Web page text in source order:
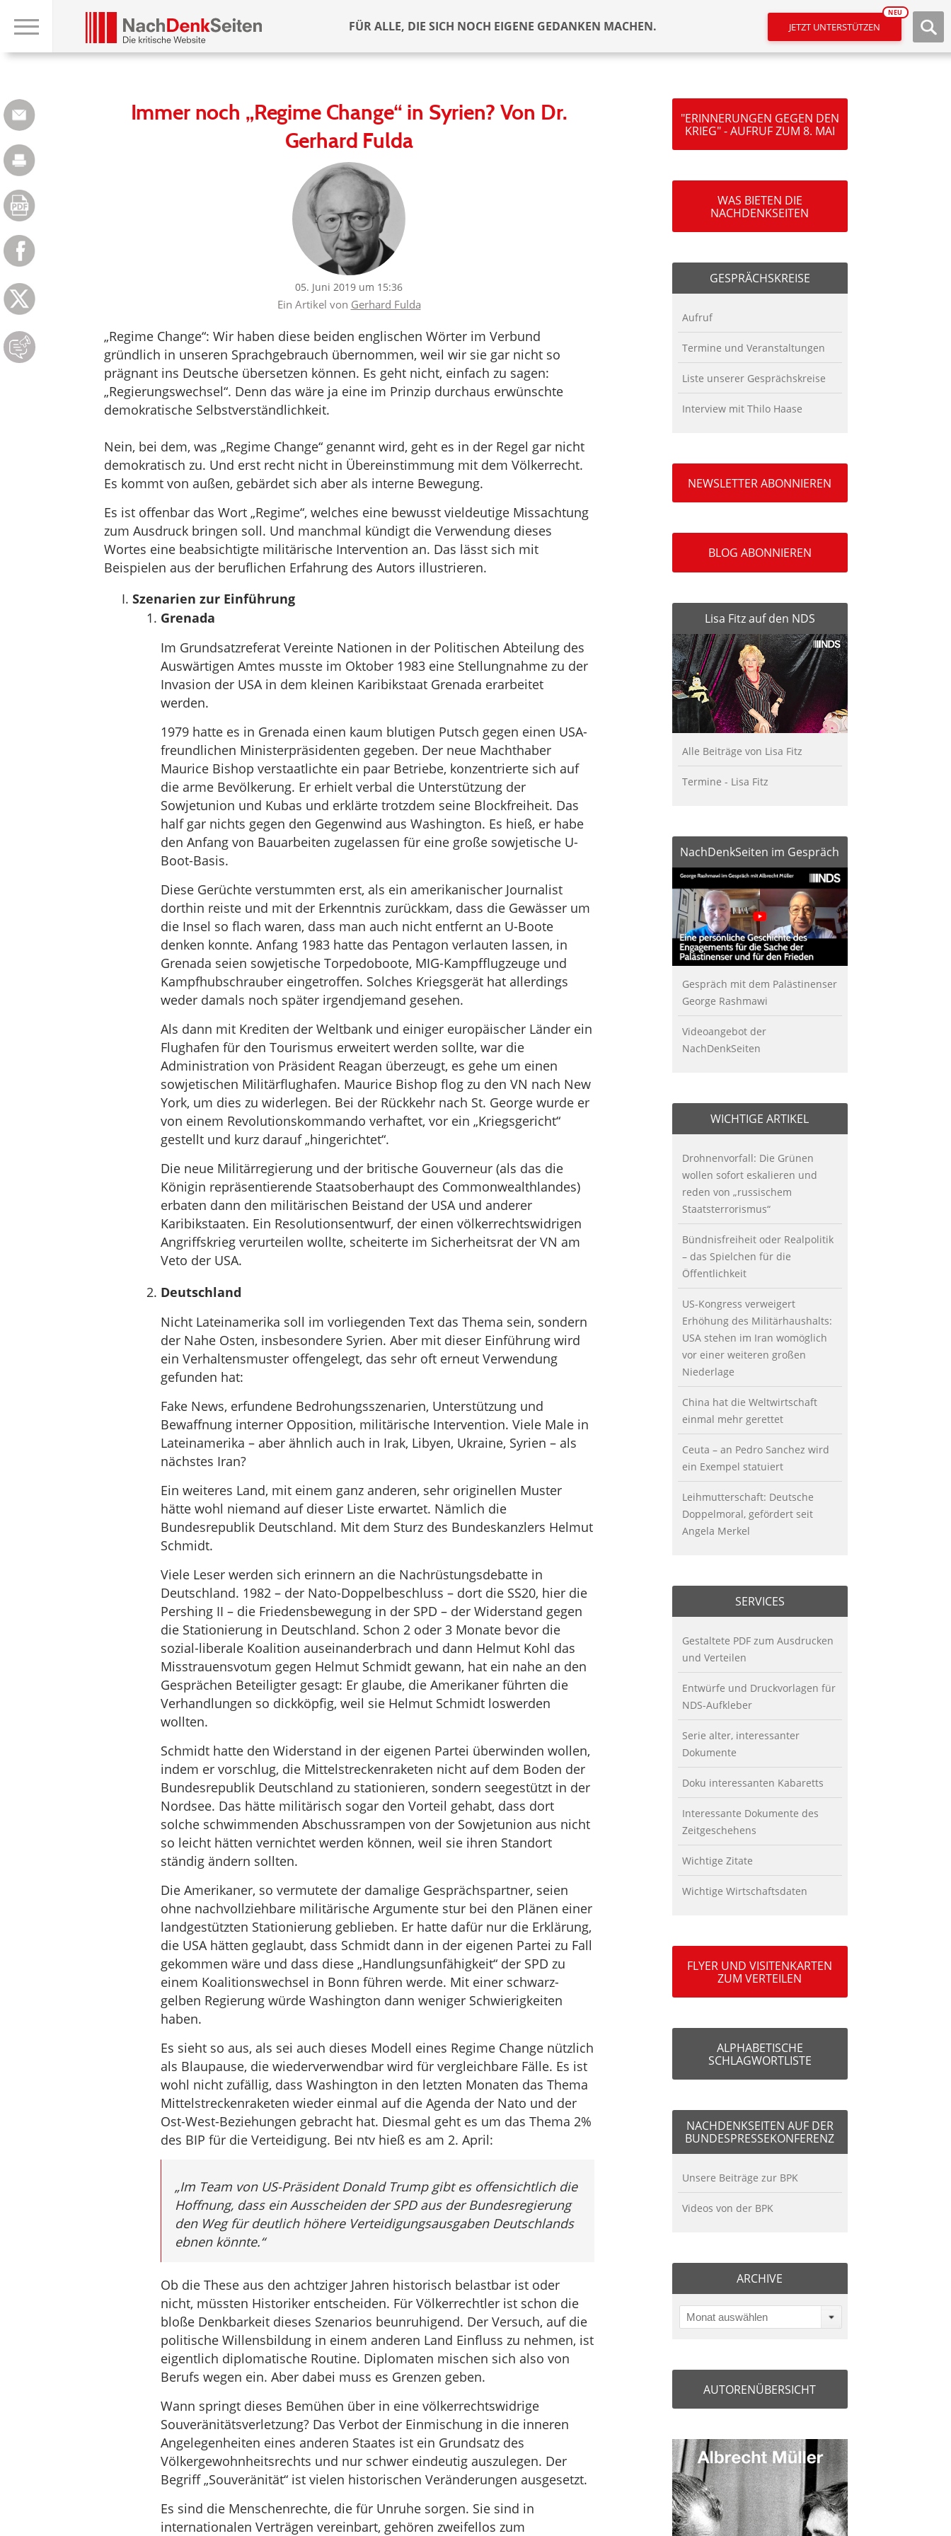
FÜR ALLE, DIE SICH NOCH EIGENE GEDANKEN MACHEN. JETZT UNTERSTÜTZEN
NEU
Immer noch „Regime Change“ in Syrien? Von Dr.
Gerhard Fulda
05. Juni 2019 um 15:36
Ein Artikel von Gerhard Fulda
„Regime Change“: Wir haben diese beiden englischen Wörter im Verbund
gründlich in unseren Sprachgebrauch übernommen, weil wir sie gar nicht so
prägnant ins Deutsche übersetzen können. Es geht nicht, einfach zu sagen:
„Regierungswechsel“. Denn das wäre ja eine im Prinzip durchaus erwünschte
demokratische Selbstverständlichkeit.
Nein, bei dem, was „Regime Change“ genannt wird, geht es in der Regel gar nicht
demokratisch zu. Und erst recht nicht in Übereinstimmung mit dem Völkerrecht.
Es kommt von außen, gebärdet sich aber als interne Bewegung.
Es ist offenbar das Wort „Regime“, welches eine bewusst vieldeutige Missachtung
zum Ausdruck bringen soll. Und manchmal kündigt die Verwendung dieses
Wortes eine beabsichtigte militärische Intervention an. Das lässt sich mit
Beispielen aus der beruflichen Erfahrung des Autors illustrieren.
Szenarien zur Einführung
Grenada
Im Grundsatzreferat Vereinte Nationen in der Politischen Abteilung des
Auswärtigen Amtes musste im Oktober 1983 eine Stellungnahme zu der
Invasion der USA in dem kleinen Karibikstaat Grenada erarbeitet
werden.
1979 hatte es in Grenada einen kaum blutigen Putsch gegen einen USA-
freundlichen Ministerpräsidenten gegeben. Der neue Machthaber
Maurice Bishop verstaatlichte ein paar Betriebe, konzentrierte sich auf
die arme Bevölkerung. Er erhielt verbal die Unterstützung der
Sowjetunion und Kubas und erklärte trotzdem seine Blockfreiheit. Das
half gar nichts gegen den Gegenwind aus Washington. Es hieß, er habe
den Anfang von Bauarbeiten zugelassen für eine große sowjetische U-
Boot-Basis.
Diese Gerüchte verstummten erst, als ein amerikanischer Journalist
dorthin reiste und mit der Erkenntnis zurückkam, dass die Gewässer um
die Insel so flach waren, dass man auch nicht entfernt an U-Boote
denken konnte. Anfang 1983 hatte das Pentagon verlauten lassen, in
Grenada seien sowjetische Torpedoboote, MIG-Kampfflugzeuge und
Kampfhubschrauber eingetroffen. Solches Kriegsgerät hat allerdings
weder damals noch später irgendjemand gesehen.
Als dann mit Krediten der Weltbank und einiger europäischer Länder ein
Flughafen für den Tourismus erweitert werden sollte, war die
Administration von Präsident Reagan überzeugt, es gehe um einen
sowjetischen Militärflughafen. Maurice Bishop flog zu den VN nach New
York, um dies zu widerlegen. Bei der Rückkehr nach St. George wurde er
von einem Revolutionskommando verhaftet, vor ein „Kriegsgericht“
gestellt und kurz darauf „hingerichtet“.
Die neue Militärregierung und der britische Gouverneur (als das die
Königin repräsentierende Staatsoberhaupt des Commonwealthlandes)
erbaten dann den militärischen Beistand der USA und anderer
Karibikstaaten. Ein Resolutionsentwurf, der einen völkerrechtswidrigen
Angriffskrieg verurteilen wollte, scheiterte im Sicherheitsrat der VN am
Veto der USA.
Deutschland
Nicht Lateinamerika soll im vorliegenden Text das Thema sein, sondern
der Nahe Osten, insbesondere Syrien. Aber mit dieser Einführung wird
ein Verhaltensmuster offengelegt, das sehr oft erneut Verwendung
gefunden hat:
Fake News, erfundene Bedrohungsszenarien, Unterstützung und
Bewaffnung interner Opposition, militärische Intervention. Viele Male in
Lateinamerika – aber ähnlich auch in Irak, Libyen, Ukraine, Syrien – als
nächstes Iran?
Ein weiteres Land, mit einem ganz anderen, sehr originellen Muster
hätte wohl niemand auf dieser Liste erwartet. Nämlich die
Bundesrepublik Deutschland. Mit dem Sturz des Bundeskanzlers Helmut
Schmidt.
Viele Leser werden sich erinnern an die Nachrüstungsdebatte in
Deutschland. 1982 – der Nato-Doppelbeschluss – dort die SS20, hier die
Pershing II – die Friedensbewegung in der SPD – der Widerstand gegen
die Stationierung in Deutschland. Schon 2 oder 3 Monate bevor die
sozial-liberale Koalition auseinanderbrach und dann Helmut Kohl das
Misstrauensvotum gegen Helmut Schmidt gewann, hat ein nahe an den
Gesprächen Beteiligter gesagt: Er glaube, die Amerikaner führten die
Verhandlungen so dickköpfig, weil sie Helmut Schmidt loswerden
wollten.
Schmidt hatte den Widerstand in der eigenen Partei überwinden wollen,
indem er vorschlug, die Mittelstreckenraketen nicht auf dem Boden der
Bundesrepublik Deutschland zu stationieren, sondern seegestützt in der
Nordsee. Das hätte militärisch sogar den Vorteil gehabt, dass dort
solche schwimmenden Abschussrampen von der Sowjetunion aus nicht
so leicht hätten vernichtet werden können, weil sie ihren Standort
ständig ändern sollten.
Die Amerikaner, so vermutete der damalige Gesprächspartner, seien
ohne nachvollziehbare militärische Argumente stur bei den Plänen einer
landgestützten Stationierung geblieben. Er hatte dafür nur die Erklärung,
die USA hätten geglaubt, dass Schmidt dann in der eigenen Partei zu Fall
gekommen wäre und dass diese „Handlungsunfähigkeit“ der SPD zu
einem Koalitionswechsel in Bonn führen werde. Mit einer schwarz-
gelben Regierung würde Washington dann weniger Schwierigkeiten
haben.
Es sieht so aus, als sei auch dieses Modell eines Regime Change nützlich
als Blaupause, die wiederverwendbar wird für vergleichbare Fälle. Es ist
wohl nicht zufällig, dass Washington in den letzten Monaten das Thema
Mittelstreckenraketen wieder einmal auf die Agenda der Nato und der
Ost-West-Beziehungen gebracht hat. Diesmal geht es um das Thema 2%
des BIP für die Verteidigung. Bei ntv hieß es am 2. April:
„Im Team von US-Präsident Donald Trump gibt es offensichtlich die
Hoffnung, dass ein Ausscheiden der SPD aus der Bundesregierung
den Weg für deutlich höhere Verteidigungsausgaben Deutschlands
ebnen könnte.“
Ob die These aus den achtziger Jahren historisch belastbar ist oder
nicht, müssten Historiker entscheiden. Für Völkerrechtler ist schon die
bloße Denkbarkeit dieses Szenarios beunruhigend. Der Versuch, auf die
politische Willensbildung in einem anderen Land Einfluss zu nehmen, ist
eigentlich diplomatische Routine. Diplomaten mischen sich also von
Berufs wegen ein. Aber dabei muss es Grenzen geben.
Wann springt dieses Bemühen über in eine völkerrechtswidrige
Souveränitätsverletzung? Das Verbot der Einmischung in die inneren
Angelegenheiten eines anderen Staates ist ein Grundsatz des
Völkergewohnheitsrechts und nur schwer eindeutig auszulegen. Der
Begriff „Souveränität“ ist vielen historischen Veränderungen ausgesetzt.
Es sind die Menschenrechte, die für Unruhe sorgen. Sie sind in
internationalen Verträgen vereinbart, gehören zweifellos zum
"ERINNERUNGEN GEGEN DEN
KRIEG" - AUFRUF ZUM 8. MAI
WAS BIETEN DIE
NACHDENKSEITEN
GESPRÄCHSKREISE
Aufruf
Termine und Veranstaltungen
Liste unserer Gesprächskreise
Interview mit Thilo Haase
NEWSLETTER ABONNIEREN
BLOG ABONNIEREN
Lisa Fitz auf den NDS
Alle Beiträge von Lisa Fitz
Termine - Lisa Fitz
NachDenkSeiten im Gespräch
Gespräch mit dem Palästinenser
George Rashmawi
Videoangebot der
NachDenkSeiten
WICHTIGE ARTIKEL
Drohnenvorfall: Die Grünen
wollen sofort eskalieren und
reden von „russischem
Staatsterrorismus“
Bündnisfreiheit oder Realpolitik
– das Spielchen für die
Öffentlichkeit
US-Kongress verweigert
Erhöhung des Militärhaushalts:
USA stehen im Iran womöglich
vor einer weiteren großen
Niederlage
China hat die Weltwirtschaft
einmal mehr gerettet
Ceuta – an Pedro Sanchez wird
ein Exempel statuiert
Leihmutterschaft: Deutsche
Doppelmoral, gefördert seit
Angela Merkel
SERVICES
Gestaltete PDF zum Ausdrucken
und Verteilen
Entwürfe und Druckvorlagen für
NDS-Aufkleber
Serie alter, interessanter
Dokumente
Doku interessanten Kabaretts
Interessante Dokumente des
Zeitgeschehens
Wichtige Zitate
Wichtige Wirtschaftsdaten
FLYER UND VISITENKARTEN
ZUM VERTEILEN
ALPHABETISCHE
SCHLAGWORTLISTE
NACHDENKSEITEN AUF DER
BUNDESPRESSEKONFERENZ
Unsere Beiträge zur BPK
Videos von der BPK
ARCHIVE
Monat auswählen
AUTORENÜBERSICHT